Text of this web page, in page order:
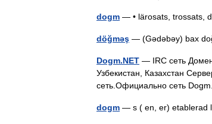
dogm — • lärosats, trossats,
döğməş — (Gədəbəy) bax
Dogm.NET — IRC сеть
Узбекистан, Казахстан
сеть.Официально сеть
dogm — s ( en, er)